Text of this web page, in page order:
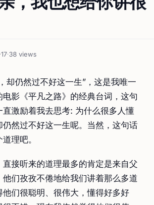
·38 views
却仍然过不好这一生”，这是我唯一
影《平凡之路》的经典台词，这句
直激励着我去思考: 为什么很多人懂
仍然过不好这一生呢。当然，这句话
理吧。
接听来的道理最多的肯定是来自父
们孜孜不倦地给我们讲着那么多道
他们很聪明、很伟大，懂得好多好